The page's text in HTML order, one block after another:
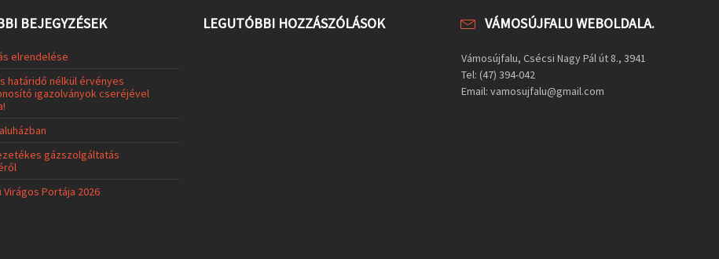
BEJEGYZÉSEK
elrendelése
határidő nélkül érvényes
igazolványok cseréjével
gázszolgáltatás
Virágos Portája 2026
LEGUTÓBBI HOZZÁSZÓLÁSOK VÁMOSÚJFALU WEBOLDALA.
Vámosújfalu, Csécsi Nagy Pál út 8., 3941
Tel: (47) 394-042
Email: vamosujfalu@gmail.com